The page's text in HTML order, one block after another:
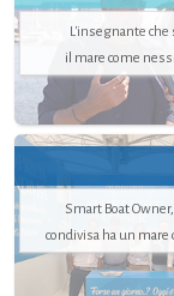
L'insegnante che
il mare come
Smart Boat
condivisa ha un mare